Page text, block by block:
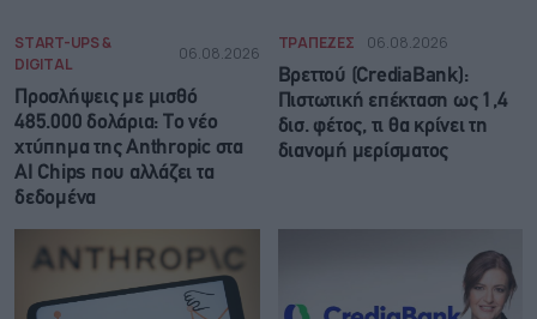
START-UPS &
DIGITAL
06.08.2026
Προσλήψεις με μισθό
485.000 δολάρια: Το νέο
χτύπημα της Anthropic στα
AI Chips που αλλάζει τα
δεδομένα
ΤΡΑΠΕΖΕΣ 06.08.2026
Βρεττού (CrediaBank):
Πιστωτική επέκταση ως 1,4
δισ. φέτος, τι θα κρίνει τη
διανομή μερίσματος